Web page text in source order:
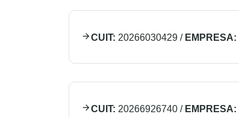
CUIT: 20266030429 / EMPRESA:
CUIT: 20266926740 / EMPRESA: